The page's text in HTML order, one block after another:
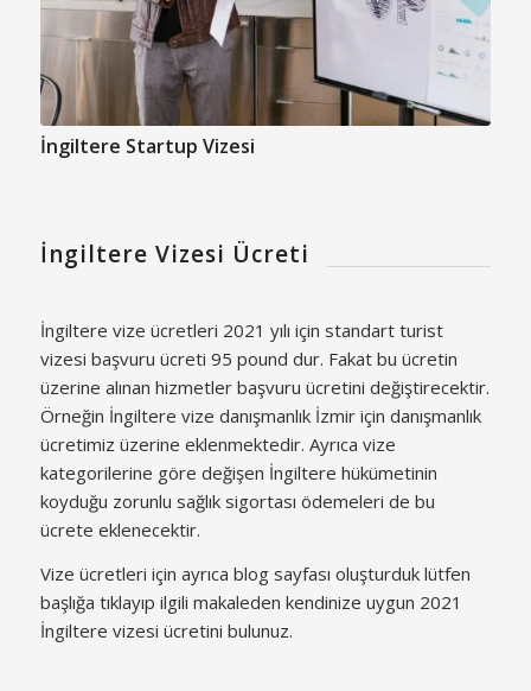
İngiltere Startup Vizesi
İngiltere Vizesi Ücreti
İngiltere vize ücretleri 2021 yılı için standart turist
vizesi başvuru ücreti 95 pound dur. Fakat bu ücretin
üzerine alınan hizmetler başvuru ücretini değiştirecektir.
Örneğin İngiltere vize danışmanlık İzmir için danışmanlık
ücretimiz üzerine eklenmektedir. Ayrıca vize
kategorilerine göre değişen İngiltere hükümetinin
koyduğu zorunlu sağlık sigortası ödemeleri de bu
ücrete eklenecektir.
Vize ücretleri için ayrıca blog sayfası oluşturduk lütfen
başlığa tıklayıp ilgili makaleden kendinize uygun 2021
İngiltere vizesi ücretini bulunuz.